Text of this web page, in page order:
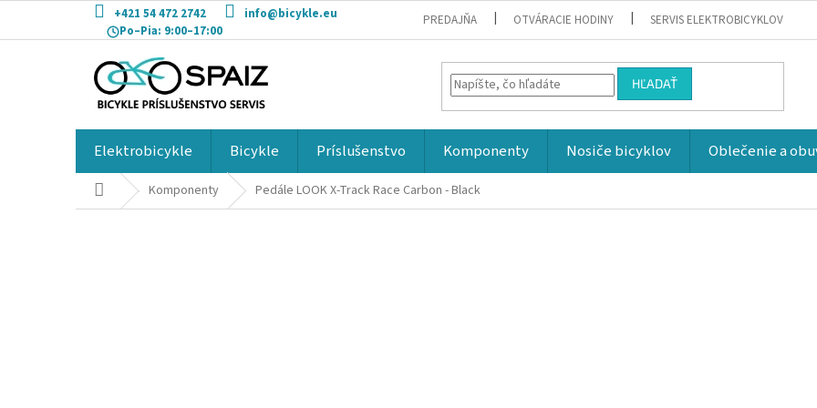
obsah
+421 54 472 2742
info@bicykle.eu
Po–Pia: 9:00–17:00
PREDAJŇA OTVÁRACIE HODINY SERVIS ELEKTROBICYKLOV
HĽADAŤ
Elektrobicykle Bicykle Príslušenstvo Komponenty Nosiče bicyklov Oblečenie a
DomovKomponenty Pedále LOOK X-Track Race Carbon - Black